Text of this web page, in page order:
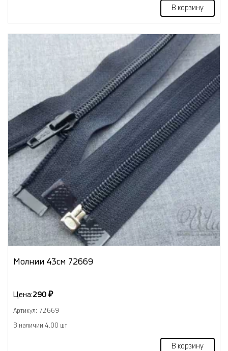
В корзину
Молнии 43см 72669
Цена:290 ₽
Артикул: 72669
В наличии 4.00 шт
В корзину